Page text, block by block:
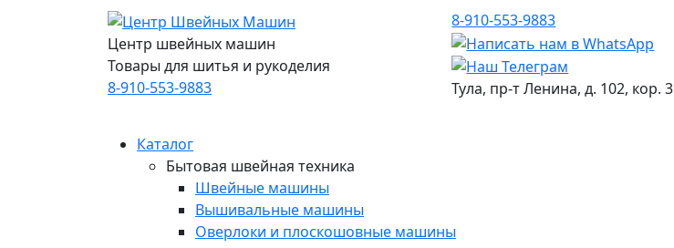
Центр швейных машин
Товары для шитья и рукоделия
8-910-553-9883
8-910-553-9883
Тула, пр-т Ленина, д. 102, кор. 3
Каталог
Бытовая швейная техника
Швейные машины
Вышивальные машины
Оверлоки и плоскошовные машины